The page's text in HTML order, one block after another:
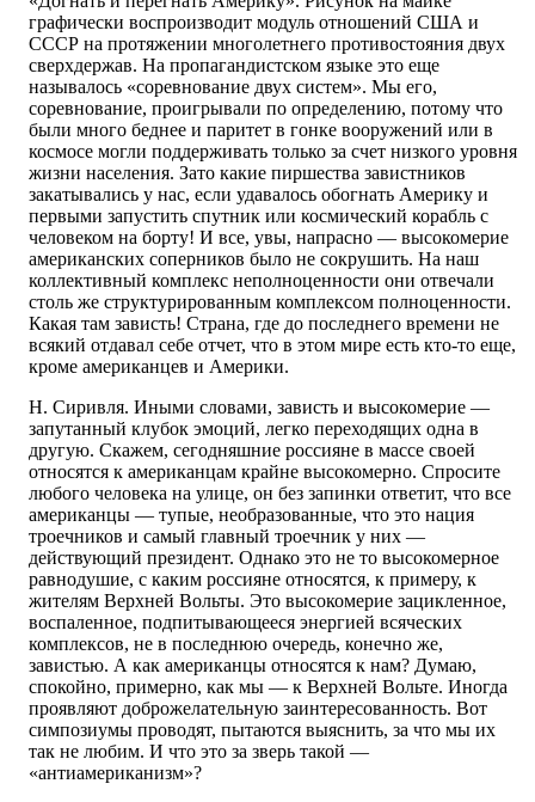
графически воспроизводит модуль отношений США и
СССР на протяжении многолетнего противостояния двух
сверхдержав. На пропагандистском языке это еще
называлось «соревнование двух систем». Мы его,
соревнование, проигрывали по определению, потому что
были много беднее и паритет в гонке вооружений или в
космосе могли поддерживать только за счет низкого уровня
жизни населения. Зато какие пиршества завистников
закатывались у нас, если удавалось обогнать Америку и
первыми запустить спутник или космический корабль с
человеком на борту! И все, увы, напрасно — высокомерие
американских соперников было не сокрушить. На наш
коллективный комплекс неполноценности они отвечали
столь же структурированным комплексом полноценности.
Какая там зависть! Страна, где до последнего времени не
всякий отдавал себе отчет, что в этом мире есть кто-то еще,
кроме американцев и Америки.
Н. Сиривля. Иными словами, зависть и высокомерие —
запутанный клубок эмоций, легко переходящих одна в
другую. Скажем, сегодняшние россияне в массе своей
относятся к американцам крайне высокомерно. Спросите
любого человека на улице, он без запинки ответит, что все
американцы — тупые, необразованные, что это нация
троечников и самый главный троечник у них —
действующий президент. Однако это не то высокомерное
равнодушие, с каким россияне относятся, к примеру, к
жителям Верхней Вольты. Это высокомерие зацикленное,
воспаленное, подпитывающееся энергией всяческих
комплексов, не в последнюю очередь, конечно же,
завистью. А как американцы относятся к нам? Думаю,
спокойно, примерно, как мы — к Верхней Вольте. Иногда
проявляют доброжелательную заинтересованность. Вот
симпозиумы проводят, пытаются выяснить, за что мы их
так не любим. И что это за зверь такой —
«антиамериканизм»?